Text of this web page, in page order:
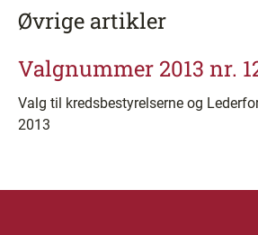
Øvrige artikler
Valgnummer 2013 nr.
Valg til kredsbestyrelserne og
2013